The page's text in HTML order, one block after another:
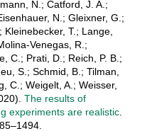
N.; Catford, J. A.;
N.; Gleixner, G.;
T.; Lange,
Venegas, R.;
C.; Prati, D.; Reich, P. B.;
S.; Schmid, B.; Tilman,
C.; Weigelt, A.; Weisser,
The results of
experiments are realistic.